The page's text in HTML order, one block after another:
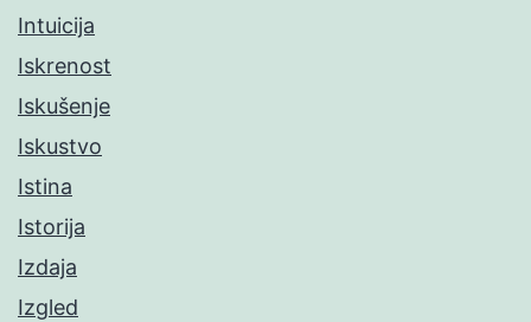
Intuicija
Iskrenost
Iskušenje
Iskustvo
Istina
Istorija
Izdaja
Izgled